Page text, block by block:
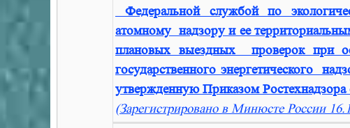
Федеральной службой по
атомному надзору и ее
плановых выездных проверок при
государственного энергетического
утвержденную Приказом
(Зарегистрировано в Минюсте России